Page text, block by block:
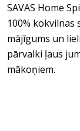
SAVAS Home
100%
mājīgums un
pārvalki ļaus
mākoņiem.